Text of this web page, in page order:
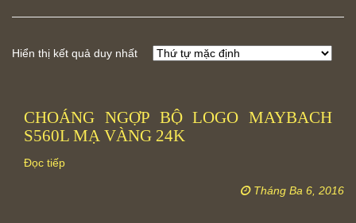
Hiển thị kết quả duy nhất
CHOÁNG NGỢP BỘ LOGO MAYBACH
S560L MẠ VÀNG 24K
Đọc tiếp
Tháng Ba 6, 2016